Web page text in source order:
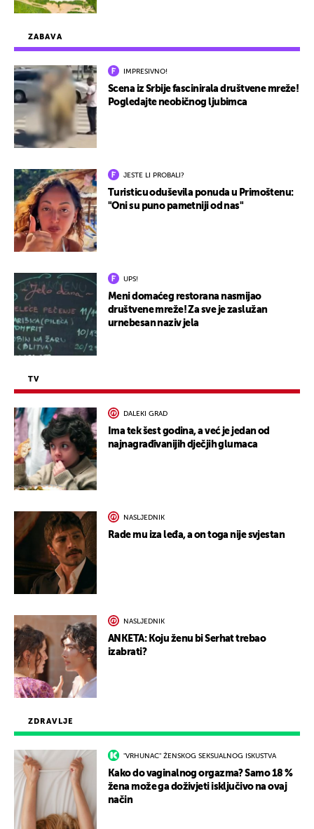
ZDRAVLJE
"VRHUNAC" ŽENSKOG SEKSUALNOG ISKUSTVA
Kako do vaginalnog orgazma? Samo 18 %
žena može ga doživjeti isključivo na ovaj
način
ZABAVA
IMPRESIVNO!
Scena iz Srbije fascinirala društvene mreže!
Pogledajte neobičnog ljubimca
JESTE LI PROBALI?
Turisticu oduševila ponuda u Primoštenu:
"Oni su puno pametniji od nas"
UPS!
Meni domaćeg restorana nasmijao
društvene mreže! Za sve je zaslužan
urnebesan naziv jela
TV
DALEKI GRAD
Ima tek šest godina, a već je jedan od
najnagrađivanijih dječjih glumaca
NASLJEDNIK
Rade mu iza leđa, a on toga nije svjestan
NASLJEDNIK
ANKETA: Koju ženu bi Serhat trebao
izabrati?